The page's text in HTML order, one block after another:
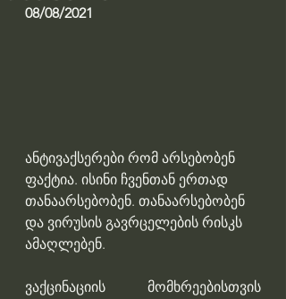
08/08/2021
ანტივაქსერები რომ არსებობენ
ფაქტია. ისინი ჩვენთან ერთად
თანაარსებობენ. თანაარსებობენ
და ვირუსის გავრცელების რისკს
ამაღლებენ.
ვაქცინაციის მომხრეებისთვის